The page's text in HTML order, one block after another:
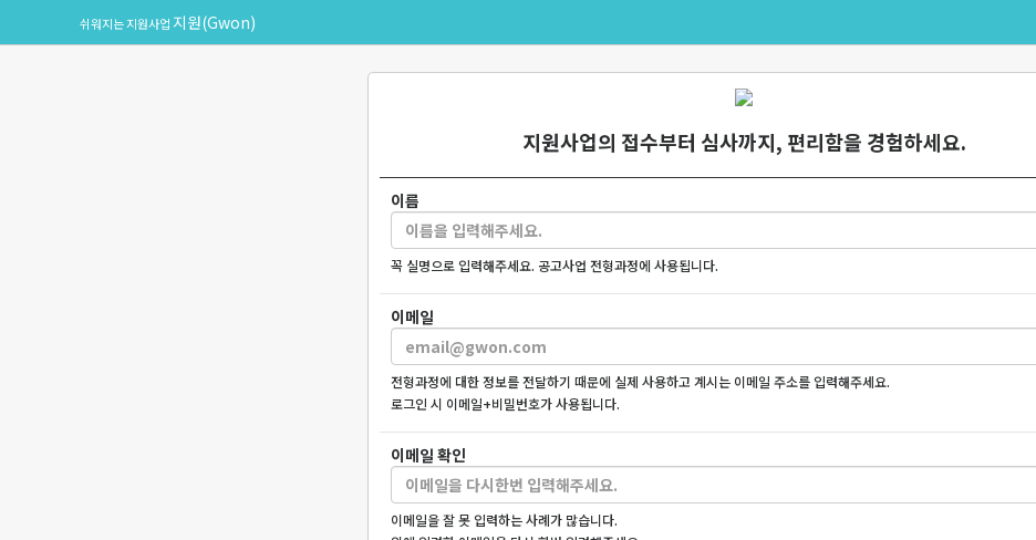
쉬워지는 지원사업지원(Gwon)
지원사업의 접수부터 심사까지, 편리함을 경험하세요.
이름
꼭 실명으로 입력해주세요. 공고사업 전형과정에 사용됩니다.
이메일
전형과정에 대한 정보를 전달하기 때문에 실제 사용하고 계시는 이메일 주소를 입력해주세요.
로그인 시 이메일+비밀번호가 사용됩니다.
이메일 확인
이메일을 잘 못 입력하는 사례가 많습니다.